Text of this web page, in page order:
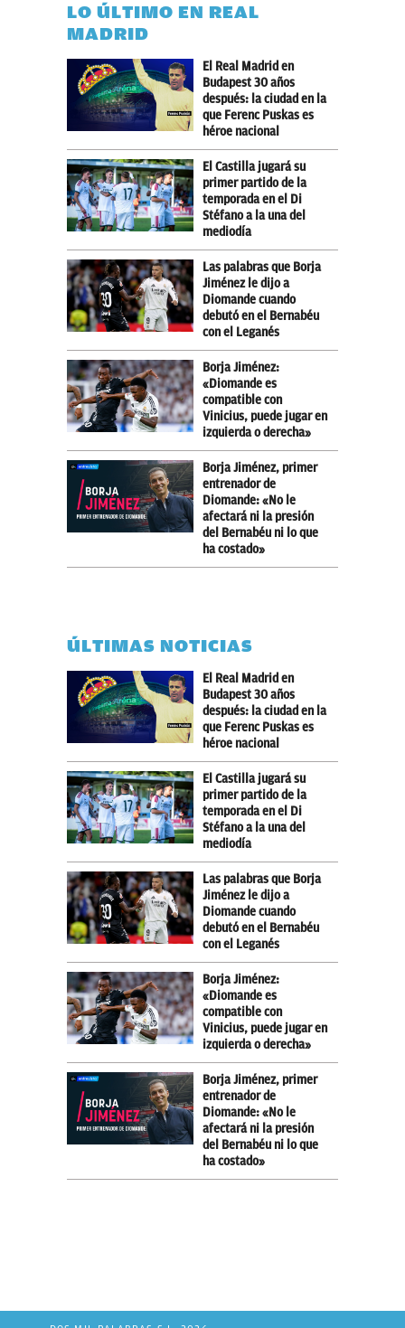
LO ÚLTIMO EN REAL
MADRID
El Real Madrid en
Budapest 30 años
después: la ciudad en la
que Ferenc Puskas es
héroe nacional
El Castilla jugará su
primer partido de la
temporada en el Di
Stéfano a la una del
mediodía
Las palabras que Borja
Jiménez le dijo a
Diomande cuando
debutó en el Bernabéu
con el Leganés
Borja Jiménez:
«Diomande es
compatible con
Vinicius, puede jugar en
izquierda o derecha»
Borja Jiménez, primer
entrenador de
Diomande: «No le
afectará ni la presión
del Bernabéu ni lo que
ha costado»
ÚLTIMAS NOTICIAS
El Real Madrid en
Budapest 30 años
después: la ciudad en la
que Ferenc Puskas es
héroe nacional
El Castilla jugará su
primer partido de la
temporada en el Di
Stéfano a la una del
mediodía
Las palabras que Borja
Jiménez le dijo a
Diomande cuando
debutó en el Bernabéu
con el Leganés
Borja Jiménez:
«Diomande es
compatible con
Vinicius, puede jugar en
izquierda o derecha»
Borja Jiménez, primer
entrenador de
Diomande: «No le
afectará ni la presión
del Bernabéu ni lo que
ha costado»